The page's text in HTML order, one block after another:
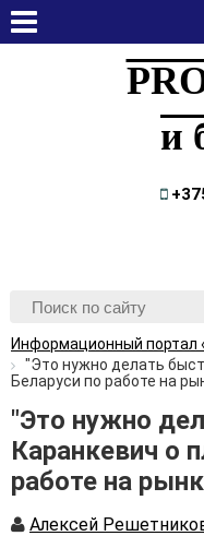
и
Информационный портал
"Это нужно делать
Беларуси по работе на
"Это нужно
Каранкевич о
работе на
Автор
Алексей